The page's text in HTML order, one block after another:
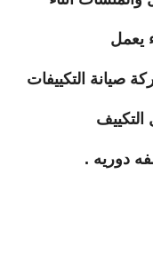
يعمل
صيانة التكييفات
دوريه .